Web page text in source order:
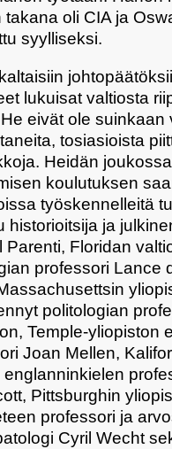
takana oli CIA ja
syylliseksi.
lukuisat valtiosta
eivät ole suinkaan
tosiasioista
Heidän
koulutuksen
työskennelleitä
historioitsija ja
Parenti, Floridan
professori Lance
politologian
Temple-yliopiston
Joan Mellen,
englanninkielen
Pittsburghin
professori ja
Cyril Wecht